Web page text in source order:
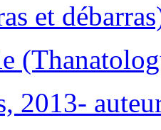
et
2013-